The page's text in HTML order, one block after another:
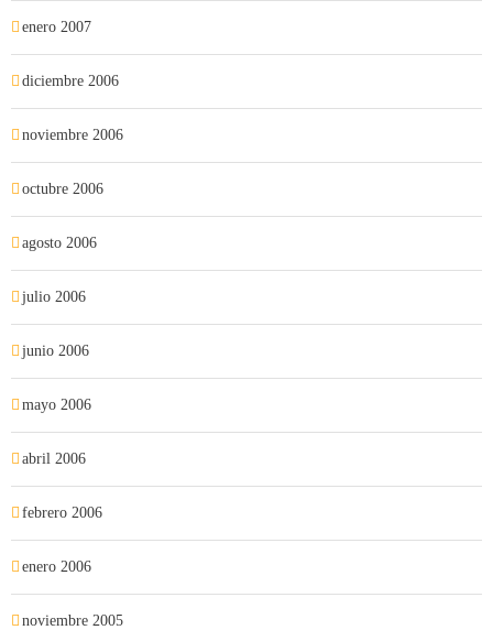
enero 2007
diciembre 2006
noviembre 2006
octubre 2006
agosto 2006
julio 2006
junio 2006
mayo 2006
abril 2006
febrero 2006
enero 2006
noviembre 2005